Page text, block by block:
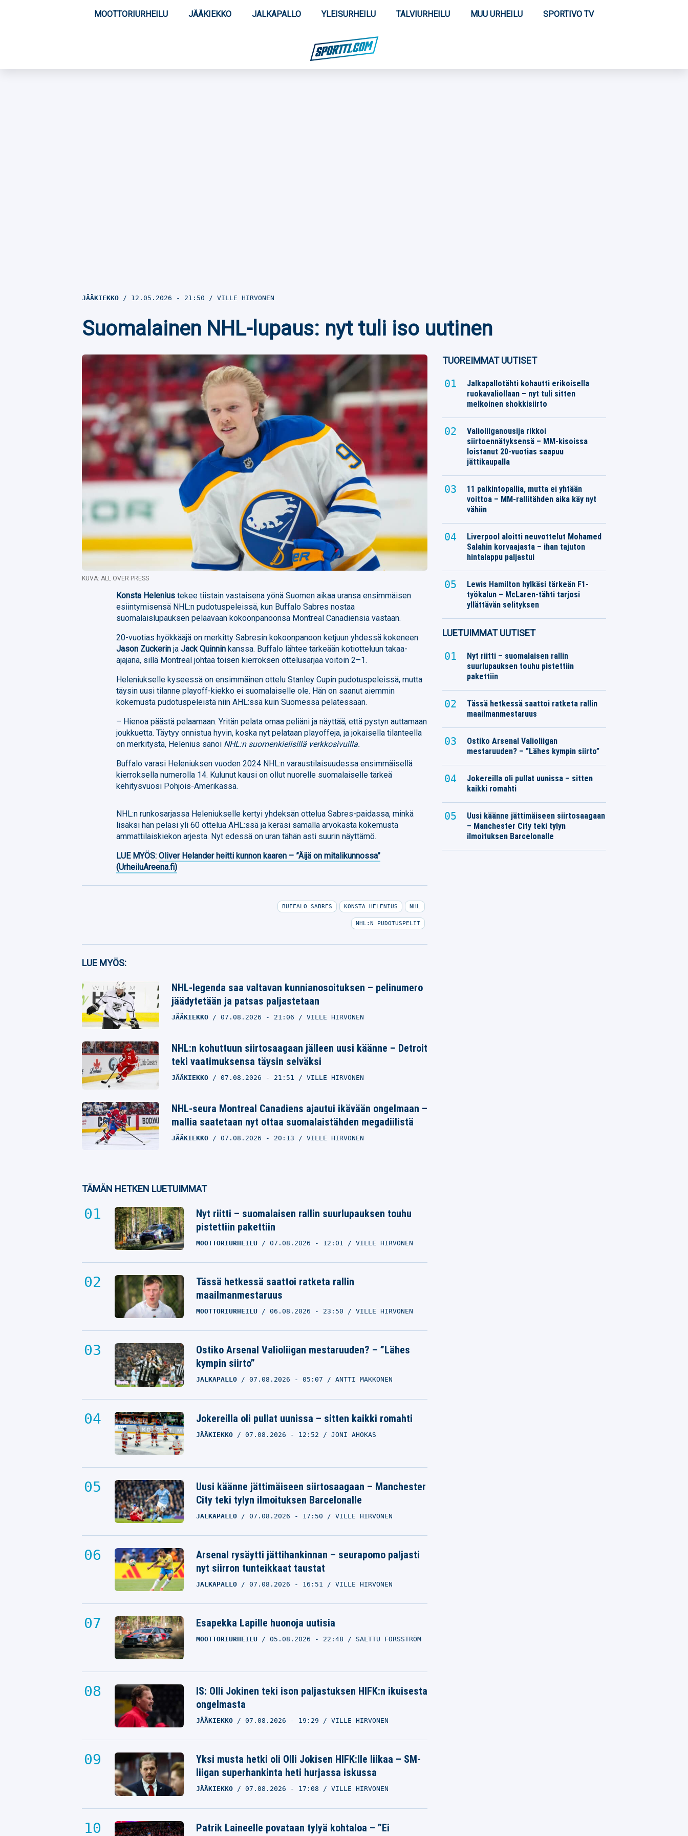
MOOTTORIURHEILU JÄÄKIEKKO JALKAPALLO YLEISURHEILU TALVIURHEILU MUU URHEILU SPORTIVO TV
JÄÄKIEKKO 12.05.2026 - 21:50 VILLE HIRVONEN
Suomalainen NHL-lupaus: nyt tuli iso uutinen
KUVA: ALL OVER PRESS
Konsta Helenius tekee tiistain vastaisena yönä Suomen aikaa uransa ensimmäisen
esiintymisensä NHL:n pudotuspeleissä, kun Buffalo Sabres nostaa
suomalaislupauksen pelaavaan kokoonpanoonsa Montreal Canadiensia vastaan.
20-vuotias hyökkääjä on merkitty Sabresin kokoonpanoon ketjuun yhdessä kokeneen
Jason Zuckerin jaJack Quinnin kanssa. Buffalo lähtee tärkeään kotiotteluun takaa-
ajajana, sillä Montreal johtaa toisen kierroksen ottelusarjaa voitoin 2–1.
Heleniukselle kyseessä on ensimmäinen ottelu Stanley Cupin pudotuspeleissä, mutta
täysin uusi tilanne playoff-kiekko ei suomalaiselle ole. Hän on saanut aiemmin
kokemusta pudotuspeleistä niin AHL:ssä kuin Suomessa pelatessaan.
– Hienoa päästä pelaamaan. Yritän pelata omaa peliäni ja näyttää, että pystyn auttamaan
joukkuetta. Täytyy onnistua hyvin, koska nyt pelataan playoffeja, ja jokaisella tilanteella
on merkitystä, Helenius sanoi NHL:n suomenkielisillä verkkosivuilla.
Buffalo varasi Heleniuksen vuoden 2024 NHL:n varaustilaisuudessa ensimmäisellä
kierroksella numerolla 14. Kulunut kausi on ollut nuorelle suomalaiselle tärkeä
kehitysvuosi Pohjois-Amerikassa.
NHL:n runkosarjassa Heleniukselle kertyi yhdeksän ottelua Sabres-paidassa, minkä
lisäksi hän pelasi yli 60 ottelua AHL:ssä ja keräsi samalla arvokasta kokemusta
ammattilaiskiekon arjesta. Nyt edessä on uran tähän asti suurin näyttämö.
LUE MYÖS:Oliver Helander heitti kunnon kaaren – ”Äijä on mitalikunnossa”
(UrheiluAreena.fi)
Whatsapp
BUFFALO SABRES KONSTA HELENIUS NHL
NHL:N PUDOTUSPELIT
LUE MYÖS:
NHL-legenda saa valtavan kunnianosoituksen – pelinumero
jäädytetään ja patsas paljastetaan
JÄÄKIEKKO 07.08.2026 - 21:06 VILLE HIRVONEN
NHL:n kohuttuun siirtosaagaan jälleen uusi käänne – Detroit
teki vaatimuksensa täysin selväksi
JÄÄKIEKKO 07.08.2026 - 21:51 VILLE HIRVONEN
NHL-seura Montreal Canadiens ajautui ikävään ongelmaan –
mallia saatetaan nyt ottaa suomalaistähden megadiilistä
JÄÄKIEKKO 07.08.2026 - 20:13 VILLE HIRVONEN
TÄMÄN HETKEN LUETUIMMAT
Nyt riitti – suomalaisen rallin suurlupauksen touhu
pistettiin pakettiin
MOOTTORIURHEILU 07.08.2026 - 12:01 VILLE HIRVONEN
Tässä hetkessä saattoi ratketa rallin
maailmanmestaruus
MOOTTORIURHEILU 06.08.2026 - 23:50 VILLE HIRVONEN
Ostiko Arsenal Valioliigan mestaruuden? – ”Lähes
kympin siirto”
JALKAPALLO 07.08.2026 - 05:07 ANTTI MAKKONEN
Jokereilla oli pullat uunissa – sitten kaikki romahti
JÄÄKIEKKO 07.08.2026 - 12:52 JONI AHOKAS
Uusi käänne jättimäiseen siirtosaagaan – Manchester
City teki tylyn ilmoituksen Barcelonalle
JALKAPALLO 07.08.2026 - 17:50 VILLE HIRVONEN
Arsenal rysäytti jättihankinnan – seurapomo paljasti
nyt siirron tunteikkaat taustat
JALKAPALLO 07.08.2026 - 16:51 VILLE HIRVONEN
Esapekka Lapille huonoja uutisia
MOOTTORIURHEILU 05.08.2026 - 22:48 SALTTU FORSSTRÖM
IS: Olli Jokinen teki ison paljastuksen HIFK:n ikuisesta
ongelmasta
JÄÄKIEKKO 07.08.2026 - 19:29 VILLE HIRVONEN
Yksi musta hetki oli Olli Jokisen HIFK:lle liikaa – SM-
liigan superhankinta heti hurjassa iskussa
JÄÄKIEKKO 07.08.2026 - 17:08 VILLE HIRVONEN
Patrik Laineelle povataan tylyä kohtaloa – ”Ei
TUOREIMMAT UUTISET
Jalkapallotähti kohautti erikoisella
ruokavaliollaan – nyt tuli sitten
melkoinen shokkisiirto
Valioliiganousija rikkoi
siirtoennätyksensä – MM-kisoissa
loistanut 20-vuotias saapuu
jättikaupalla
11 palkintopallia, mutta ei yhtään
voittoa – MM-rallitähden aika käy nyt
vähiin
Liverpool aloitti neuvottelut Mohamed
Salahin korvaajasta – ihan tajuton
hintalappu paljastui
Lewis Hamilton hylkäsi tärkeän F1-
työkalun – McLaren-tähti tarjosi
yllättävän selityksen
LUETUIMMAT UUTISET
Nyt riitti – suomalaisen rallin
suurlupauksen touhu pistettiin
pakettiin
Tässä hetkessä saattoi ratketa rallin
maailmanmestaruus
Ostiko Arsenal Valioliigan
mestaruuden? – ”Lähes kympin siirto”
Jokereilla oli pullat uunissa – sitten
kaikki romahti
Uusi käänne jättimäiseen siirtosaagaan
– Manchester City teki tylyn
ilmoituksen Barcelonalle